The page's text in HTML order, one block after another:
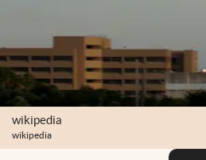
wikipedia
wikipedia